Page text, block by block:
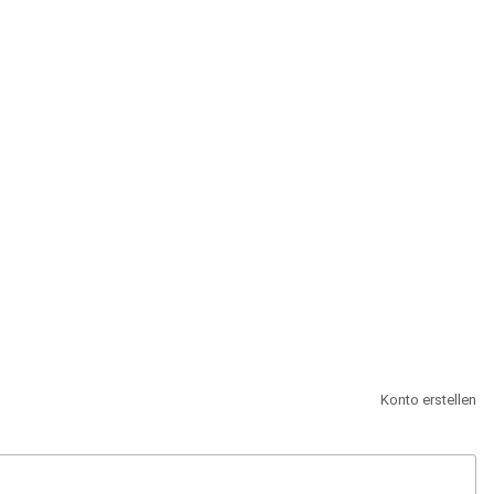
Konto erstellen